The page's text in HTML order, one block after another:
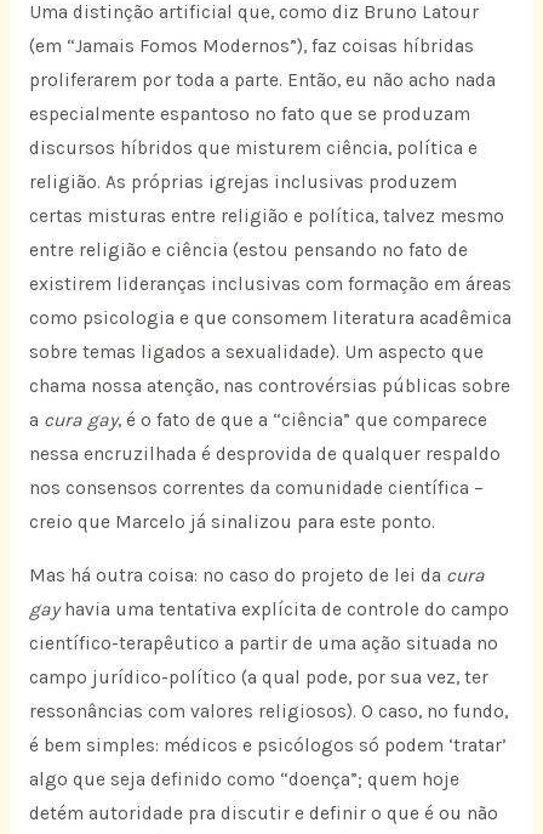
Uma distinção artificial que, como diz Bruno Latour
(em “Jamais Fomos Modernos”), faz coisas híbridas
proliferarem por toda a parte. Então, eu não acho nada
especialmente espantoso no fato que se produzam
discursos híbridos que misturem ciência, política e
religião. As próprias igrejas inclusivas produzem
certas misturas entre religião e política, talvez mesmo
entre religião e ciência (estou pensando no fato de
existirem lideranças inclusivas com formação em áreas
como psicologia e que consomem literatura acadêmica
sobre temas ligados a sexualidade). Um aspecto que
chama nossa atenção, nas controvérsias públicas sobre
a cura gay, é o fato de que a “ciência” que comparece
nessa encruzilhada é desprovida de qualquer respaldo
nos consensos correntes da comunidade científica –
creio que Marcelo já sinalizou para este ponto.
Mas há outra coisa: no caso do projeto de lei da cura
gayhavia uma tentativa explícita de controle do campo
científico-terapêutico a partir de uma ação situada no
campo jurídico-político (a qual pode, por sua vez, ter
ressonâncias com valores religiosos). O caso, no fundo,
é bem simples: médicos e psicólogos só podem ‘tratar’
algo que seja definido como “doença”; quem hoje
detém autoridade pra discutir e definir o que é ou não